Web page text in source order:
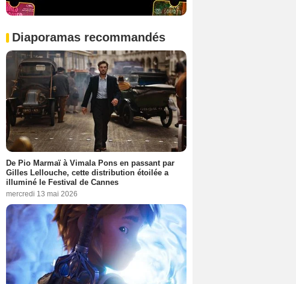
Diaporamas recommandés
De Pio Marmaï à Vimala Pons en passant par
Gilles Lellouche, cette distribution étoilée a
illuminé le Festival de Cannes
mercredi 13 mai 2026